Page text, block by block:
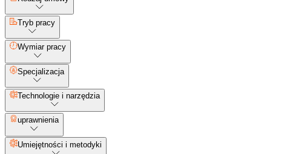
Tryb pracy
Wymiar pracy
Specjalizacja
Technologie i narzędzia
uprawnienia
Umiejętności i metodyki